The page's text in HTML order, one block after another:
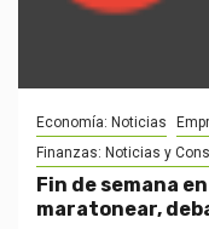
Economía: Noticias
Finanzas: Noticias y
Fin de semana
maratonear,